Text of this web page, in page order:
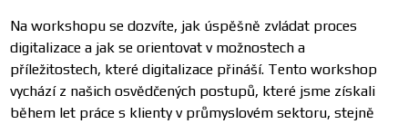
Na workshopu se dozvíte, jak úspěšně zvládat proces
digitalizace a jak se orientovat v možnostech a
příležitostech, které digitalizace přináší. Tento workshop
vychází z našich osvědčených postupů, které jsme získali
během let práce s klienty v průmyslovém sektoru, stejně